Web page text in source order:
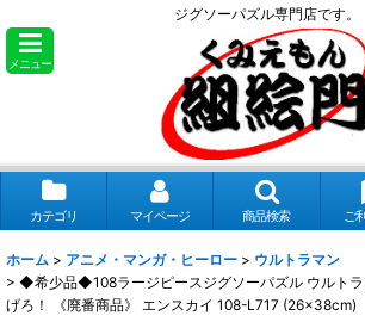
ジグソーパズル専門店です。
メニュー
カテゴリ マイページ 商品検索 ご
ホーム > アニメ・マンガ・ヒーロー > ウルトラマン
> ◆希少品◆108ラージピースジグソーパズル ウルトラ
げろ！ 《廃番商品》 エンスカイ 108-L717 (26×38cm)